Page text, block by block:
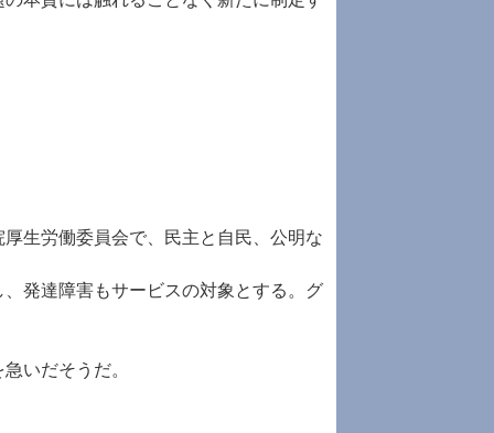
生労働委員会で、民主と自民、公明な
発達障害もサービスの対象とする。グ
いだそうだ。